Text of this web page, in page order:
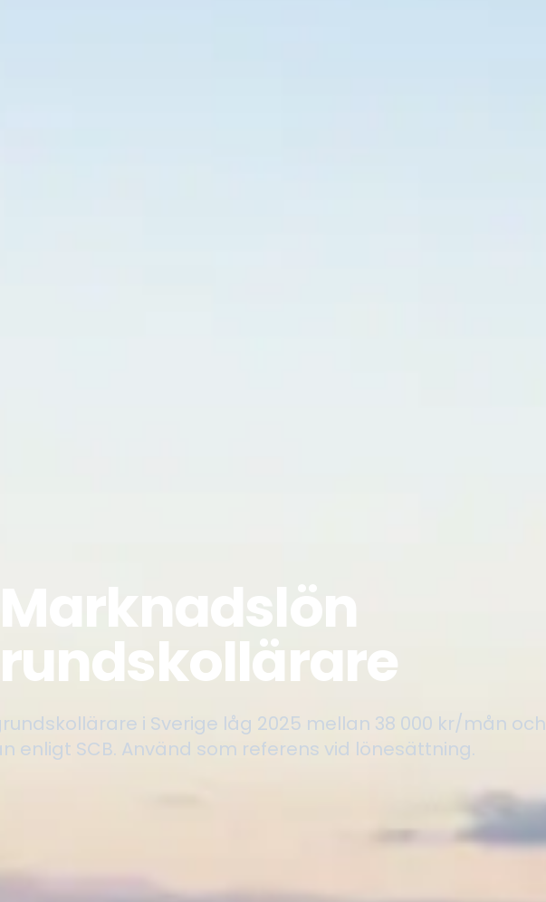
Marknadslön
i Sverige låg 2025 mellan 38 000 kr/mån och
enligt SCB. Använd som referens vid lönesättning.